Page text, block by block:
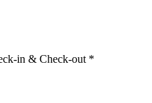
in & Check-out *